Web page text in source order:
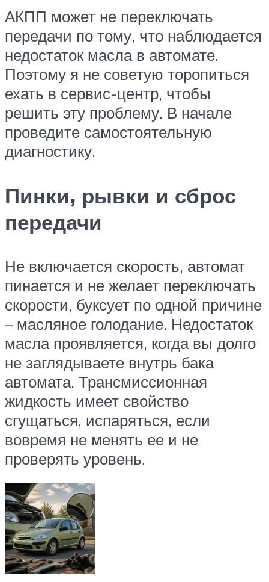
АКПП может не переключать
передачи по тому, что наблюдается
недостаток масла в автомате.
Поэтому я не советую торопиться
ехать в сервис-центр, чтобы
решить эту проблему. В начале
проведите самостоятельную
диагностику.
Пинки, рывки и сброс
передачи
Не включается скорость, автомат
пинается и не желает переключать
скорости, буксует по одной причине
– масляное голодание. Недостаток
масла проявляется, когда вы долго
не заглядываете внутрь бака
автомата. Трансмиссионная
жидкость имеет свойство
сгущаться, испаряться, если
вовремя не менять ее и не
проверять уровень.